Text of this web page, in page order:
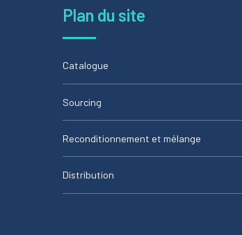
Plan du site
Catalogue
Sourcing
Reconditionnement et mélange
Distribution